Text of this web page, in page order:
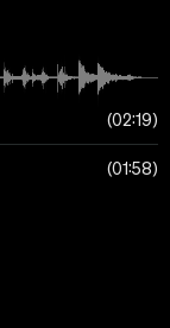
02:19
01:58